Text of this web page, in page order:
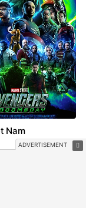
Nam